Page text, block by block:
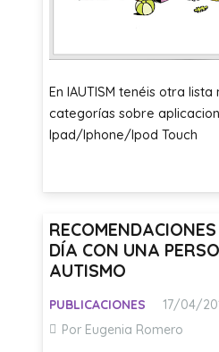
En IAUTISM tenéis otra
categorías sobre
Ipad/Iphone/Ipod Touch
DÍA CON UNA
AUTISMO
PUBLICACIONES 17/04/
Por Eugenia Romero